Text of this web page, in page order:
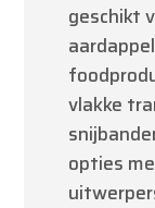
geschikt
vlakke
opties